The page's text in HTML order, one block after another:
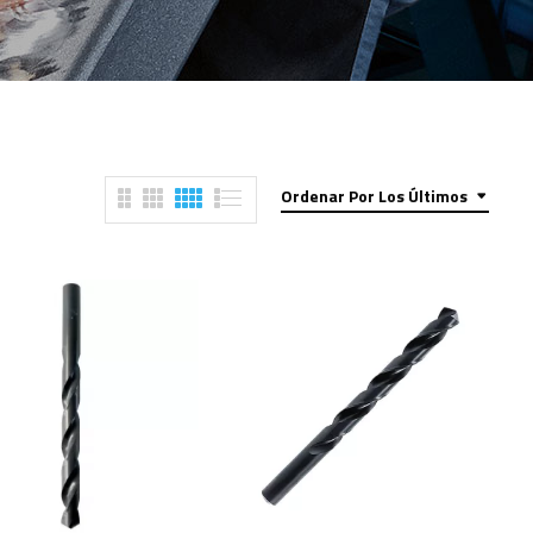
Ordenar Por Los Últimos